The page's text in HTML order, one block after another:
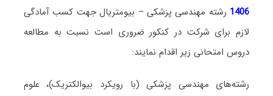
1406 رشته مهندسی پزشکی – بیومتریال جهت کسب آمادگی
لازم برای شرکت در کنکور ضروری است نسبت به مطالعه
دروس امتحانی زیر اقدام نمایند:
رشته‌های مهندسی پزشکی (با رویکرد بیوالکتریک)، علوم